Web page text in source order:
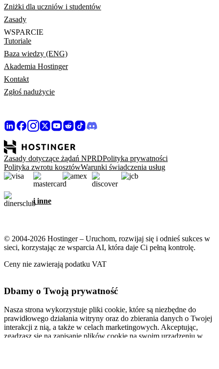
Zniżki dla uczniów i studentów
Zasady
WSPARCIE
Tutoriale
Baza wiedzy (ENG)
Akademia Hostinger
Kontakt
Zgłoś nadużycie
Zasady dotyczące żądań NPRDPolityka prywatności
Polityka zwrotu kosztówWarunki świadczenia usług
i inne
© 2004-2026 Hostinger – Uruchom, rozwijaj się i odnieś sukces w
sieci, korzystając ze wsparcia AI, która daje Ci pełną kontrolę.
Ceny nie zawierają podatku VAT
Dbamy o Twoją prywatność
Nasza strona wykorzystuje pliki cookie, które są niezbędne do
prawidłowego działania witryny oraz do zbierania danych o Twojej
interakcji z nią, a także w celach marketingowych. Akceptując,
zgadzasz się na zapisanie plików cookie na swoim urządzeniu w